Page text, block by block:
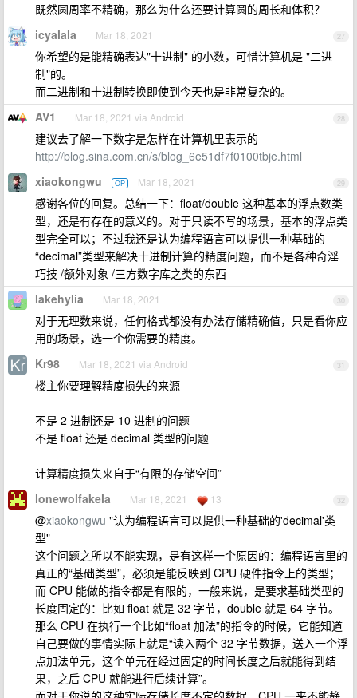
既然圆周率不精确，那么为什么还要计算圆的周长和体积？
27
icyalala Mar 18, 2021
你希望的是能精确表达"十进制" 的小数，可惜计算机是 "二进
制"的。
而二进制和十进制转换即使到今天也是非常复杂的。
28
AV1 Mar 18, 2021 via Android
建议去了解一下数字是怎样在计算机里表示的
http://blog.sina.com.cn/s/blog_6e51df7f0100tbje.html
29
xiaokongwu OP Mar 18, 2021
感谢各位的回复。总结一下：float/double 这种基本的浮点数类
型，还是有存在的意义的。对于只读不写的场景，基本的浮点类
型完全可以；不过我还是认为编程语言可以提供一种基础的
“decimal”类型来解决十进制计算的精度问题，而不是各种奇淫
巧技 /额外对象 /三方数字库之类的东西
30
lakehylia Mar 18, 2021
对于无理数来说，任何格式都没有办法存储精确值，只是看你应
用的场景，选一个你需要的精度。
31
Kr98 Mar 18, 2021 via Android
楼主你要理解精度损失的来源
不是 2 进制还是 10 进制的问题
不是 float 还是 decimal 类型的问题
计算精度损失来自于“有限的存储空间”
32
lonewolfakela Mar 18, 2021 13
@xiaokongwu "认为编程语言可以提供一种基础的'decimal'类
型"
这个问题之所以不能实现，是有这样一个原因的：编程语言里的
真正的“基础类型”，必须是能反映到 CPU 硬件指令上的类型；
而 CPU 能做的指令都是有限的，一般来说，是要求基础类型的
长度固定的：比如 float 就是 32 字节，double 就是 64 字节。
那么 CPU 在执行一个比如“float 加法”的指令的时候，它能知道
自己要做的事情实际上就是“读入两个 32 字节数据，送入一个浮
点加法单元，这个单元在经过固定的时间长度之后就能得到结
果，之后 CPU 就能进行后续计算”。